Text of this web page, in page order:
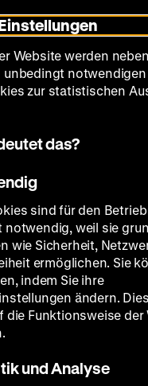
2022, 20.00 Uhr
Mehrangis
mehr hören, singen
Website werden
zur statistischen
das?
sind für den
notwendig, weil sie
wie Sicherheit,
ermöglichen. Sie
indem Sie ihre
ändern.
die Funktionsweise der
und Analyse